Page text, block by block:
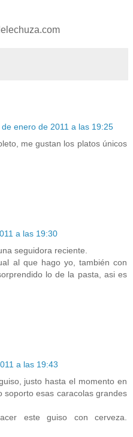
de enero de 2011 a las 19:25
me gustan los platos únicos
a las 19:30
seguidora reciente.
al que hago yo, también con
lo de la pasta, asi es
a las 19:43
justo hasta el momento en
soporto esas caracolas grandes
este guiso con cerveza.